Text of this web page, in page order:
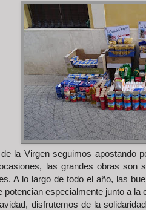
la Virgen seguimos apostando
las grandes obras son
A lo largo de todo el año, las
potencian especialmente junto a la
disfrutemos de la